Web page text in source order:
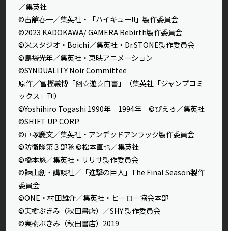
／集英社
©古舘春一／集英社・「ハイキュー!!」製作委員会
©2023 KADOKAWA/ GAMERA Rebirth製作委員会
©米スタジオ・Boichi／集英社・Dr.STONE製作委員会
©島袋光年／集英社・東映アニメーション
©SYNDUALITY Noir Committee
原作／冨樫義博「幽☆遊☆白書」（集英社「ジャンプコミ
ックス」刊）
©Yoshihiro Togashi 1990年－1994年 ©ぴえろ／集英社
©SHIFT UP CORP.
©戸塚慶文／集英社・アンデッドアンラック製作委員会
©防衛隊第３部隊 ©松本直也／集英社
©橋本悠／集英社・リリサ製作委員会
©諫山創・講談社／「進撃の巨人」The Final Season製作
委員会
©ONE・村田雄介／集英社・ヒーロー協会本部
©実樹ぶきみ（秋田書店）／SHY 製作委員会
©実樹ぶきみ（秋田書店）2019